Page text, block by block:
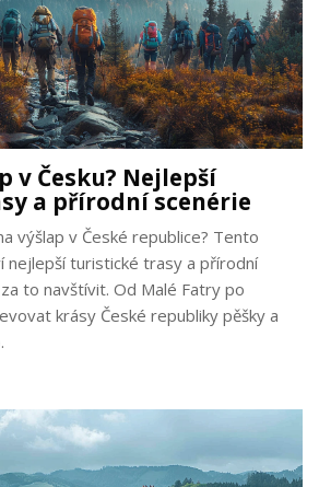
v Česku? Nejlepší
a přírodní scenérie
výšlap v České republice? Tento
nejlepší turistické trasy a přírodní
to navštívit. Od Malé Fatry po
krásy České republiky pěšky a